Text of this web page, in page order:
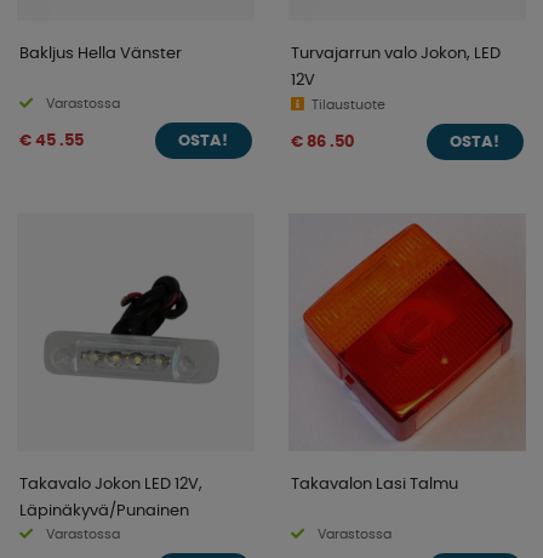
Bakljus Hella Vänster
Varastossa
€ 45 .55 OSTA!
Turvajarrun valo Jokon, LED
12V
Tilaustuote
€ 86 .50 OSTA!
Takavalo Jokon LED 12V,
Läpinäkyvä/Punainen
Varastossa
Takavalon Lasi Talmu
Varastossa